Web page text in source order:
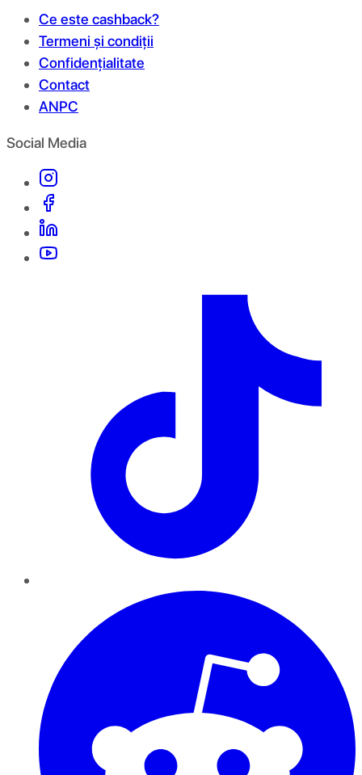
Ce este cashback?
Termeni și condiții
Confidențialitate
Contact
ANPC
Social Media